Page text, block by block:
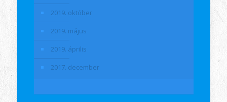
2019. október
2019. május
2019. április
2017. december